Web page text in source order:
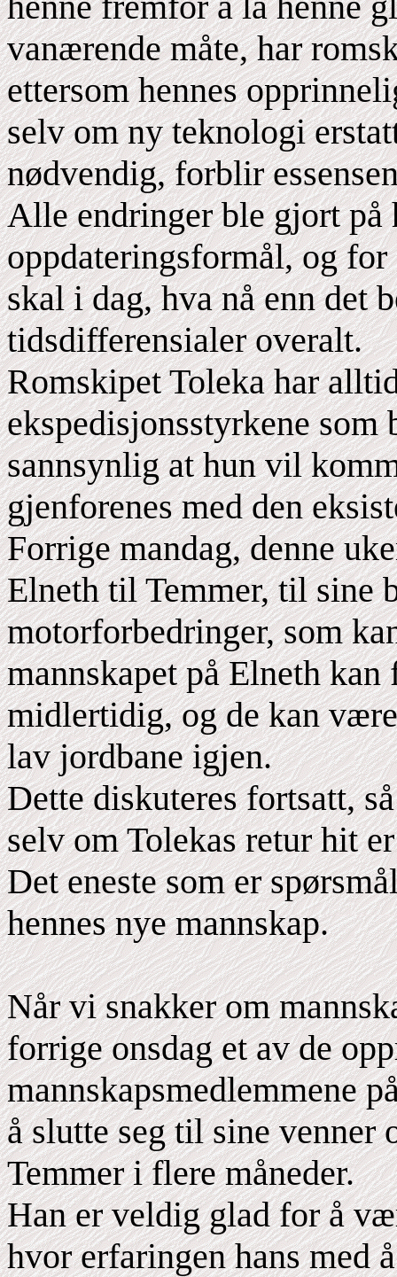
vanærende måte, har
ettersom hennes
selv om ny teknologi
nødvendig, forblir
Alle endringer ble gjort på
oppdateringsformål, og
skal i dag, hva nå enn det
tidsdifferensialer overalt.
Romskipet Toleka har
ekspedisjonsstyrkene som
sannsynlig at hun vil
gjenforenes med den
Forrige mandag, denne
Elneth til Temmer, til sine
motorforbedringer, som
mannskapet på Elneth
midlertidig, og de kan
lav jordbane igjen.
Dette diskuteres fortsatt,
selv om Tolekas retur hit
Det eneste som er
hennes nye mannskap.
Når vi snakker om
forrige onsdag et av de
mannskapsmedlemmene
å slutte seg til sine venner
Temmer i flere måneder.
Han er veldig glad for å
hvor erfaringen hans med